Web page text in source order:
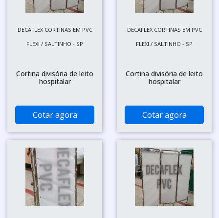
DECAFLEX CORTINAS EM PVC
FLEXI / SALTINHO - SP
Cortina divisória de leito
hospitalar
Cotar agora
DECAFLEX CORTINAS EM PVC
FLEXI / SALTINHO - SP
Cortina divisória de leito
hospitalar
Cotar agora